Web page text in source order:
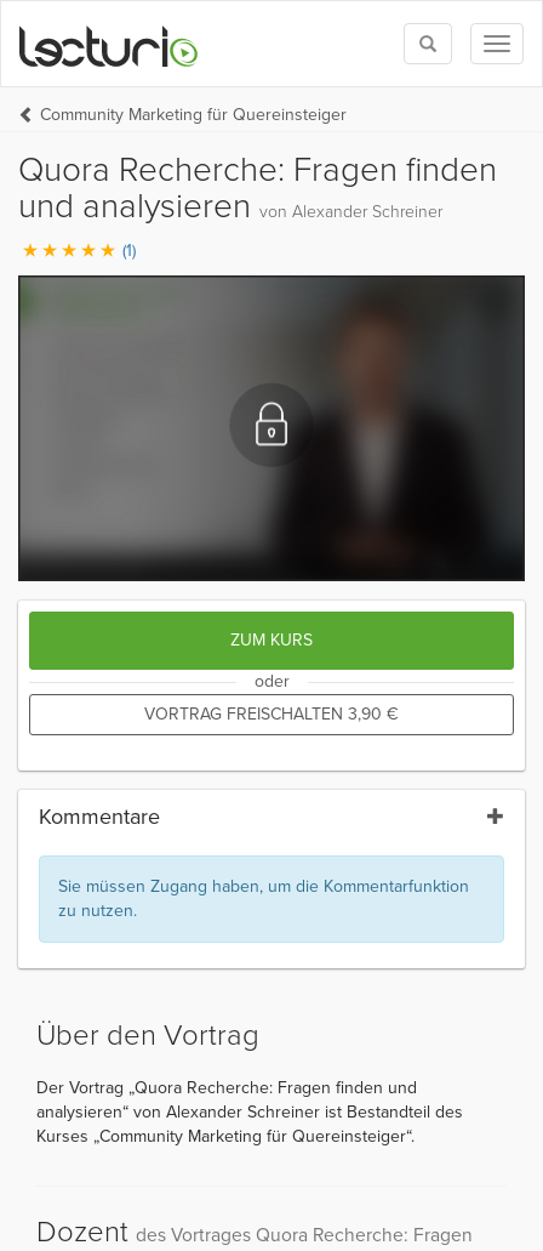
Toggle
search
Community Marketing für Quereinsteiger
Quora Recherche: Fragen finden
und analysieren von Alexander Schreiner
(1)
ZUM KURS
oder
VORTRAG FREISCHALTEN 3,90 €
Kommentare
Sie müssen Zugang haben, um die Kommentarfunktion
zu nutzen.
Über den Vortrag
Der Vortrag „Quora Recherche: Fragen finden und
analysieren“ von Alexander Schreiner ist Bestandteil des
Kurses „Community Marketing für Quereinsteiger“.
Dozent des Vortrages Quora Recherche: Fragen